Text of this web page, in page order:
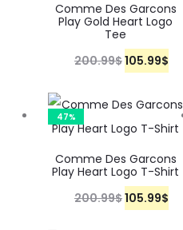
Comme Des Garcons
Play Gold Heart Logo
Tee
200.99$105.99$
47%
Comme Des Garcons
Play Heart Logo T-Shirt
200.99$105.99$